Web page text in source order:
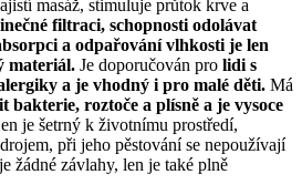
masáž, stimuluje průtok krve a
filtraci, schopnosti odolávat
a odpařování vlhkosti je len
materiál. Je doporučován pro lidi s
a je vhodný i pro malé děti. Má
bakterie, roztoče a plísně a je vysoce
je šetrný k životnímu prostředí,
při jeho pěstování se nepoužívají
žádné závlahy, len je také plně